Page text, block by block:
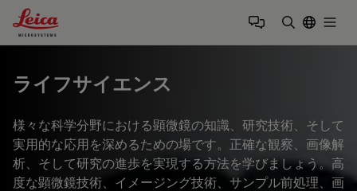
Leica Microsystems Logo
ライフサイエンス
様々な科学分野における顕微鏡の知識、研究技術、そして
実用的な応用を深めるための場です。正確な観察、画像解
析、そして研究の進歩を実現する方法を学びましょう。高
度な顕微鏡技術、イメージング技術、サンプル前処理、画